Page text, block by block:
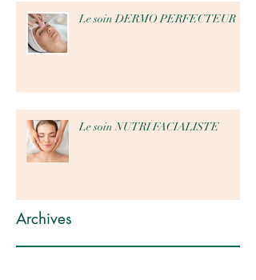
Le soin DERMO PERFECTEUR
Le soin NUTRI FACIALISTE
Archives